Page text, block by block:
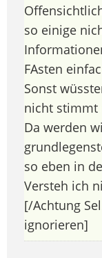
so einige
FAsten
Sonst
nicht stimmt
Da werden
so eben in
Versteh ich
[/Achtung
ignorieren]